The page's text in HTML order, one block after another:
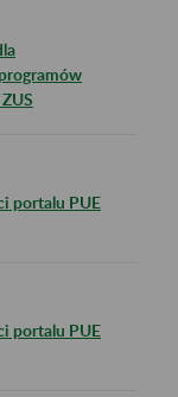
portalu PUE
portalu PUE